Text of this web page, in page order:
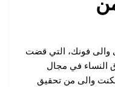
والى فونك، التي قضت
النساء في مجال
والى من تحقيق